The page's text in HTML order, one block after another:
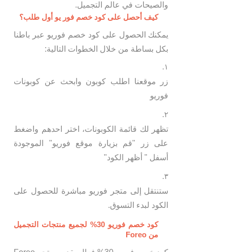
والصيحات في عالم التجميل.
كيف أحصل على كود خصم فور يو أول طلب؟
يمكنك الحصول على كود خصم فوريو عبر باطنا
بكل بساطة من خلال الخطوات التالية:
زر موقعنا اطلب كوبون وابحث عن كوبونات
فوريو
تظهر لك قائمة الكوبونات، اختر احدهم واضغط
على زر "قم بزيارة موقع فوريو" الموجودة
أسفل " أظهر الكود"
ستنتقل إلى متجر فوريو مباشرة للحصول على
الكود لبدء التسوق.
كود خصم فوريو 30% لجميع منتجات التجميل
من Foreo